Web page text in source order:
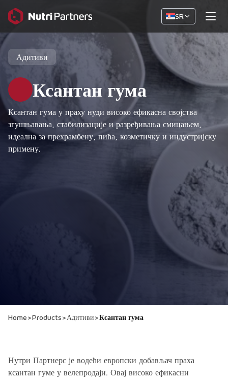
SR
Адитиви
Ксантан гума
Ксантан гума у ​​праху нуди високо ефикасна својства
згушњавања, стабилизације и разређивања смицањем,
идеална за прехрамбену, пића, козметичку и индустријску
примену.
Home>Products>Адитиви>Ксантан гума
Нутри Партнерс је водећи европски добављач праха
ксантан гуме у велепродаји. Овај високо ефикасни